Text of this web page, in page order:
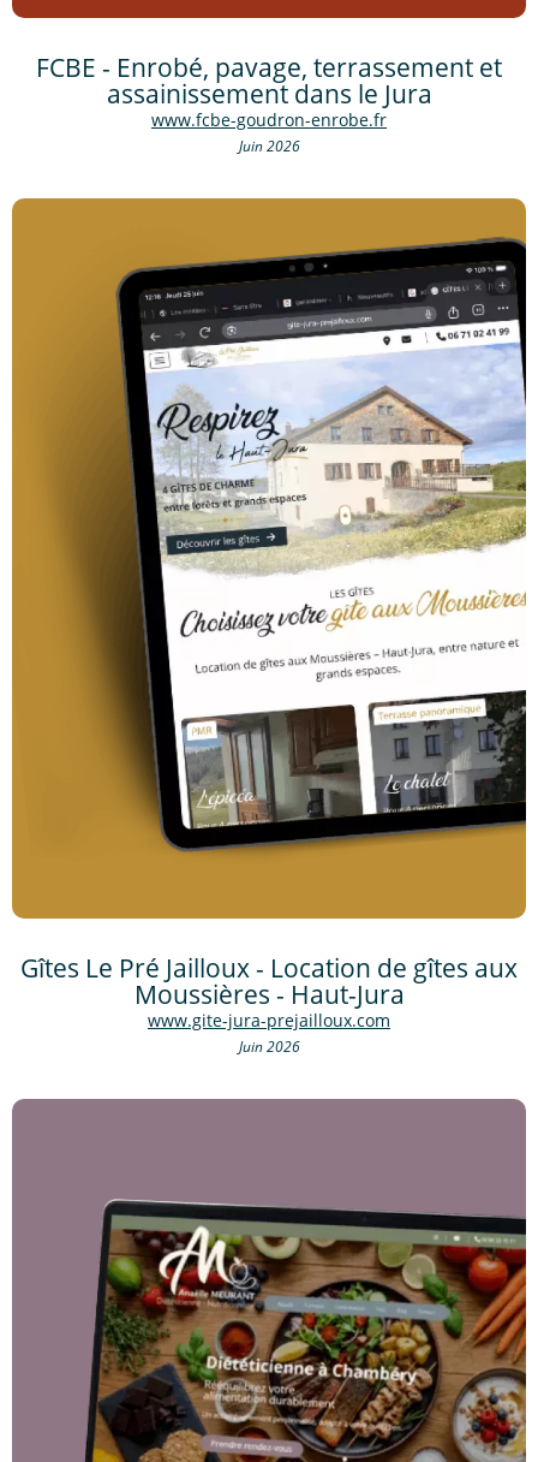
FCBE - Enrobé, pavage, terrassement et
assainissement dans le Jura
www.fcbe-goudron-enrobe.fr
Juin 2026
Gîtes Le Pré Jailloux - Location de gîtes aux
Moussières - Haut-Jura
www.gite-jura-prejailloux.com
Juin 2026